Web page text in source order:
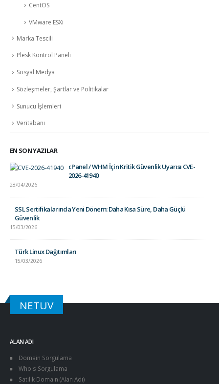
CentOS
VMware ESXi
Marka Tescili
Plesk Kontrol Paneli
Sosyal Medya
Sözleşmeler, Şartlar ve Politikalar
Sunucu İşlemleri
Veritabanı
EN SON YAZILAR
cPanel / WHM İçin Kritik Güvenlik Uyarısı CVE-
2026-41940
28/04/2026
SSL Sertifikalarında Yeni Dönem: Daha Kısa Süre, Daha Güçlü
Güvenlik
15/03/2026
Türk Linux Dağıtımları
15/03/2026
NETUV
ALAN ADI
Domain Sorgulama
Whois Sorgulama
Satılık Domain (Alan Adı)